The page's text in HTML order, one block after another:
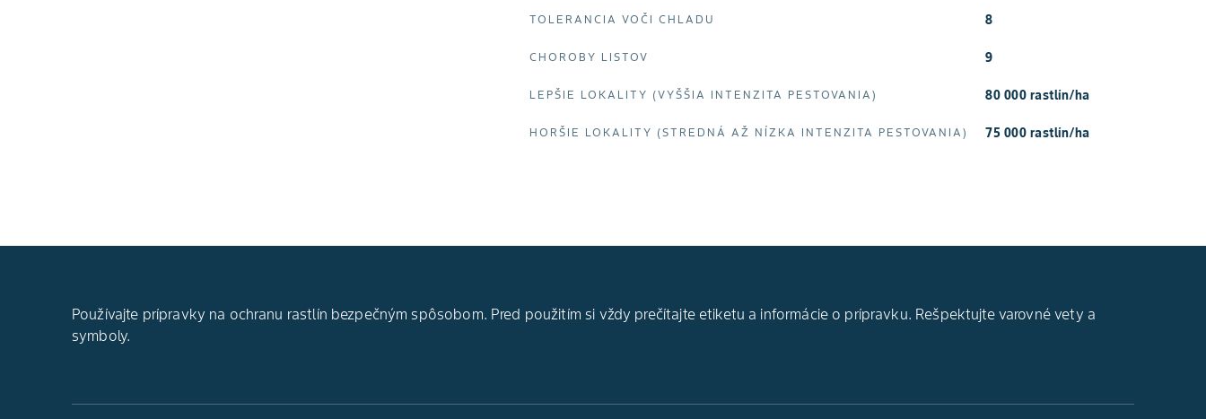
TOLERANCIA VOČI CHLADU 8
CHOROBY LISTOV 9
LEPŠIE LOKALITY (VYŠŠIA INTENZITA PESTOVANIA) 80 000 rastlín/ha
HORŠIE LOKALITY (STREDNÁ AŽ NÍZKA INTENZITA PESTOVANIA) 75 000 rastlín/ha
Používajte prípravky na ochranu rastlín bezpečným spôsobom. Pred použitím si vždy prečítajte etiketu a informácie o prípravku. Rešpektujte varovné vety a
symboly.